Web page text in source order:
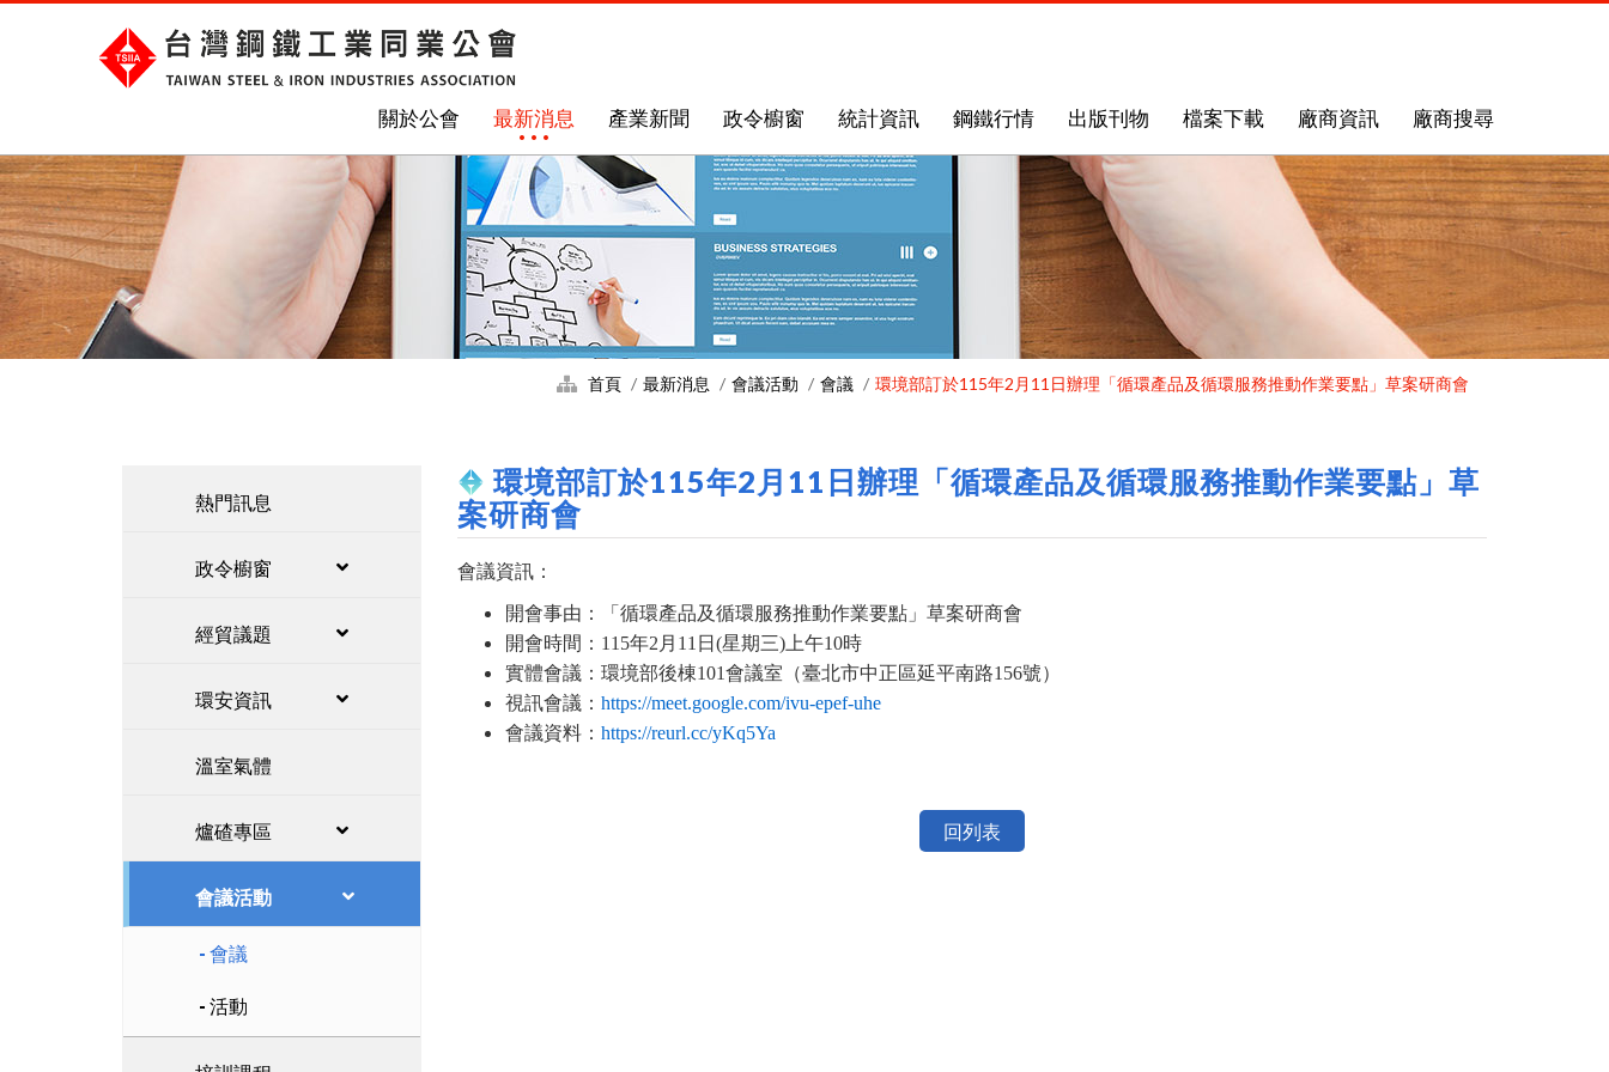
關於公會 最新消息 產業新聞 政令櫥窗 統計資訊 鋼鐵行情 出版刊物 檔案下載 廠商資訊 廠商搜尋
首頁 最新消息 會議活動 會議 環境部訂於115年2月11日辦理「循環產品及循環服務推動作業要點」草案研商會
熱門訊息
政令櫥窗
經貿議題
環安資訊
溫室氣體
爐碴專區
會議活動
會議
活動
環境部訂於115年2月11日辦理「循環產品及循環服務推動作業要點」草
案研商會
會議資訊：
開會事由：「循環產品及循環服務推動作業要點」草案研商會
開會時間：115年2月11日(星期三)上午10時
實體會議：環境部後棟101會議室（臺北市中正區延平南路156號）
視訊會議： https://meet.google.com/ivu-epef-uhe
會議資料： https://reurl.cc/yKq5Ya
回列表